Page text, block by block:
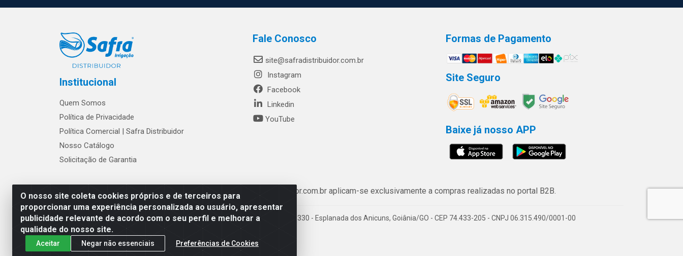
O nosso site coleta cookies próprios e de terceiros para
proporcionar uma experiência personalizada ao usuário, apresentar
publicidade relevante de acordo com o seu perfil e melhorar a
qualidade do nosso site.
Aceitar Negar não essenciais Preferências de Cookies
Institucional
Quem Somos
Política de Privacidade
Política Comercial | Safra Distribuidor
Nosso Catálogo
Solicitação de Garantia
Fale Conosco
site@safradistribuidor.com.br
Instagram
Facebook
Linkedin
YouTube
Formas de Pagamento
Site Seguro
Baixe já nosso APP
Os preços e condições de www.safradistribuidor.com.br aplicam-se exclusivamente a compras realizadas no portal B2B.
Safra Agrícola e Pecuária LTDA - Avenida Castelo Branco, 5330 - Esplanada dos Anicuns, Goiânia/GO - CEP 74.433-205 - CNPJ 06.315.490/0001-00